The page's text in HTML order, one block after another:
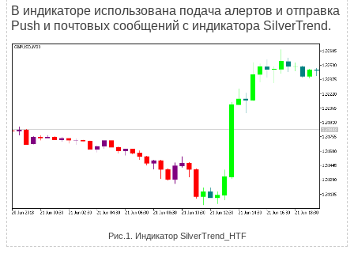
В индикаторе использована подача алертов и отправка
Push и почтовых сообщений с индикатора SilverTrend.
Рис.1. Индикатор SilverTrend_HTF